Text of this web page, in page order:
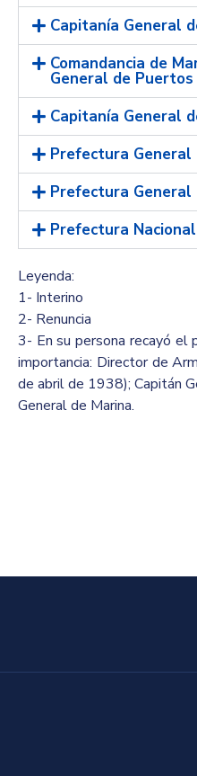
Capitanía General
Comandancia de
General de Puertos
Capitanía General
Prefectura General
Prefectura General
Prefectura
Leyenda:
1- Interino
2- Renuncia
3- En su persona recayó
importancia: Director de
de abril de 1938); Capitán
General de Marina.